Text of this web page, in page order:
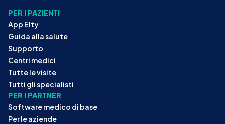
PER I PAZIENTI
App Elty
Guida alla salute
Supporto
Centri medici
Tutte le visite
Tutti gli specialisti
PER I PARTNER
Software medico di base
Per le aziende